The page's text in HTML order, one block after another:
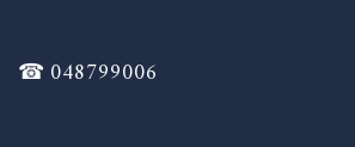
☎ 048799006